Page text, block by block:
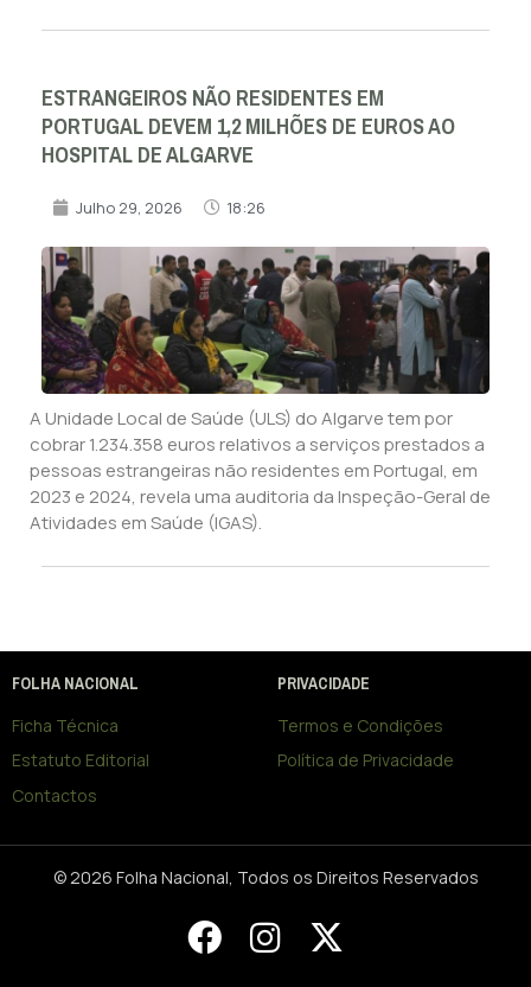
ESTRANGEIROS NÃO RESIDENTES EM
PORTUGAL DEVEM 1,2 MILHÕES DE EUROS AO
HOSPITAL DE ALGARVE
Julho 29, 2026 18:26
A Unidade Local de Saúde (ULS) do Algarve tem por
cobrar 1.234.358 euros relativos a serviços prestados a
pessoas estrangeiras não residentes em Portugal, em
2023 e 2024, revela uma auditoria da Inspeção-Geral de
Atividades em Saúde (IGAS).
FOLHA NACIONAL
Ficha Técnica
Estatuto Editorial
Contactos
PRIVACIDADE
Termos e Condições
Política de Privacidade
© 2026 Folha Nacional, Todos os Direitos Reservados